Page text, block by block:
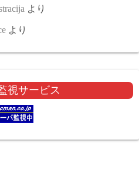
より
より
視サービス